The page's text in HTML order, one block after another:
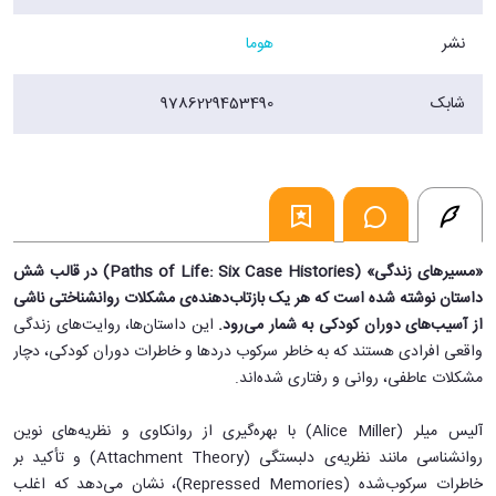
نشر هوما
شابک 9786229453490
«مسیرهای زندگی» (Paths of Life: Six Case Histories) در قالب شش
داستان نوشته شده است که هر یک بازتاب‌دهنده‌ی مشکلات روانشناختی ناشی
از آسیب‌های دوران کودکی به شمار می‌رود. این داستان‌ها، روایت‌های زندگی
واقعی افرادی هستند که به خاطر سرکوب دردها و خاطرات دوران کودکی، دچار
مشکلات عاطفی، روانی و رفتاری شده‌اند.
آلیس میلر (Alice Miller) با بهره‌گیری از روانکاوی و نظریه‌های نوین
روانشناسی مانند نظریه‌ی دلبستگی (Attachment Theory) و تأکید بر
خاطرات سرکوب‌شده (Repressed Memories)، نشان می‌دهد که اغلب